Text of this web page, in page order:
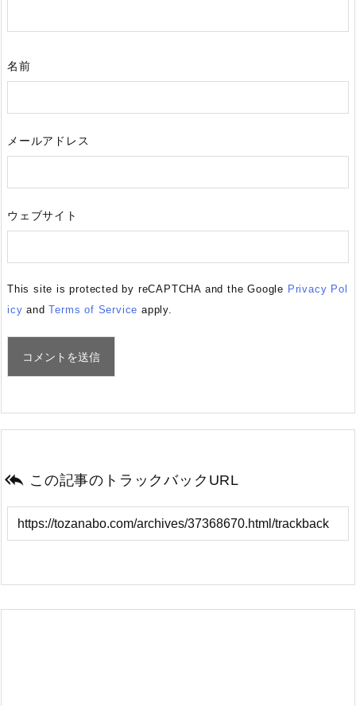
名前
メールアドレス
ウェブサイト
This site is protected by reCAPTCHA and the Google Privacy Pol
icy andTerms of Service apply.
 この記事のトラックバックURL